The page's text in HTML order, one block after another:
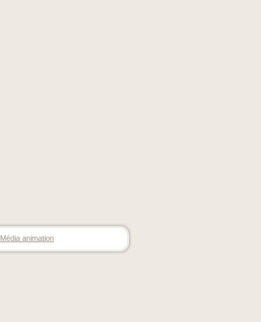
Média animation